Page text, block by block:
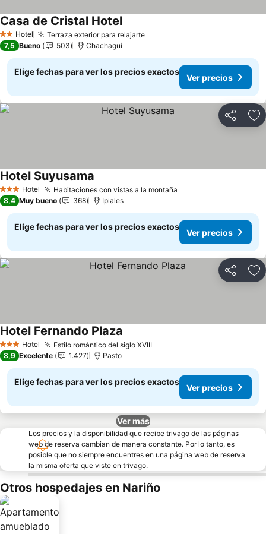
2 Estrellas
Hotel Terraza exterior para relajarteVer precios
Casa de Cristal HotelVer precios
7,5 Bueno 503 Chachaguí
Elige fechas para ver los precios exactos
Ver precios
Compartir
3 Estrellas
Hotel Habitaciones con vistas a la montaña
Hotel Suyusama
8,4 Muy bueno 368 Ipiales
Elige fechas para ver los precios exactos
Ver precios
Compartir
3 Estrellas
Hotel Estilo romántico del siglo XVIIIVer precios
Hotel Fernando Plaza
8,9 Excelente 1.427 Pasto
Elige fechas para ver los precios exactos
Ver precios
Ver más
Los precios y la disponibilidad que recibe trivago de las páginas
web de reserva cambian de manera constante. Por lo tanto, es
posible que no siempre encuentres en una página web de reserva
la misma oferta que viste en trivago.
Otros hospedajes en Nariño